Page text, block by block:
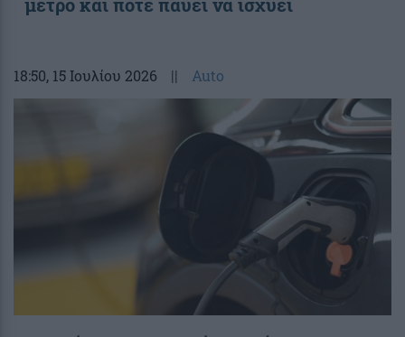
μέτρο και πότε παύει να ισχύει
18:50, 15 Ιουλίου 2026 || Auto